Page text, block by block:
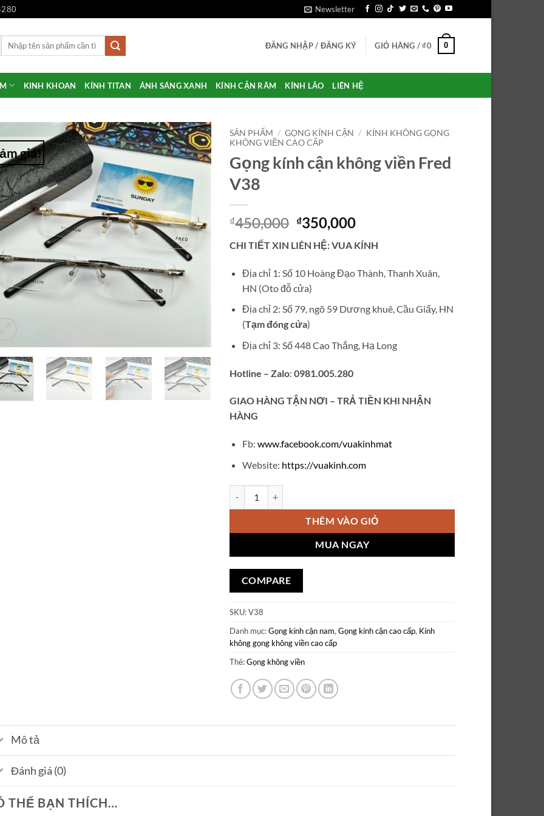
Newsletter
Tìm
ĐĂNG NHẬP / ĐĂNG KÝ GIỎ HÀNG /₫0 0
KINH KHOAN KÍNH TITAN ÁNH SÁNG XANH KÍNH CẬN RÂM KÍNH LÃO LIÊN HỆ
giá!
Add to
Wishlist
SẢN PHẨM / GỌNG KÍNH CẬN / KÍNH KHÔNG GỌNG
KHÔNG VIỀN CAO CẤP
Gọng kính cận không viền Fred
V38
₫450,000 Giá
gốc
là:
₫450,000.
₫350,000Giá
hiện
tại
₫350,000.
CHI TIẾT XIN LIÊN HỆ: VUA KÍNH
Địa chỉ 1: Số 10 Hoàng Đạo Thành, Thanh Xuân,
HN (Oto đỗ cửa)
Địa chỉ 2: Số 79, ngõ 59 Dương khuê, Cầu Giấy, HN
(Tạm đóng cửa)
Địa chỉ 3: Số 448 Cao Thắng, Hạ Long
Hotline – Zalo:0981.005.280
GIAO HÀNG TẬN NƠI – TRẢ TIỀN KHI NHẬN
HÀNG
Fb:www.facebook.com/vuakinhmat
Website: https://vuakinh.com
THÊM VÀO GIỎ
MUA NGAY
COMPARE
SKU:V38
Danh mục:Gọng kính cận nam,Gọng kính cận cao cấp, Kính
không gọng không viền cao cấp
Thẻ:Gọng không viền
Mô tả
Đánh giá (0)
THỂ BẠN THÍCH…